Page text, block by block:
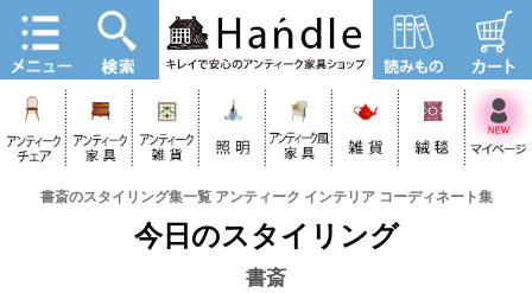
書斎のスタイリング集一覧 アンティーク インテリア コーディネート集
今日のスタイリング
書斎